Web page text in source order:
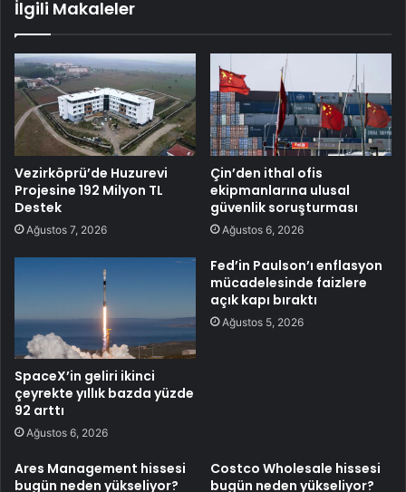
İlgili Makaleler
Vezirköprü’de Huzurevi
Projesine 192 Milyon TL
Destek
Ağustos 7, 2026
Çin’den ithal ofis
ekipmanlarına ulusal
güvenlik soruşturması
Ağustos 6, 2026
SpaceX’in geliri ikinci
çeyrekte yıllık bazda yüzde
92 arttı
Ağustos 6, 2026
Fed’in Paulson’ı enflasyon
mücadelesinde faizlere
açık kapı bıraktı
Ağustos 5, 2026
Ares Management hissesi
bugün neden yükseliyor?
Costco Wholesale hissesi
bugün neden yükseliyor?